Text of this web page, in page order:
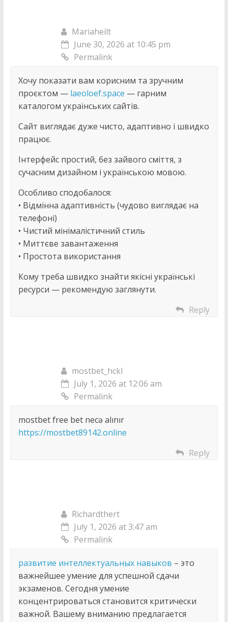
Mariaheilt
June 30, 2026 at 10:45 pm
Permalink
Хочу показати вам корисним та зручним
проєктом — laeoloef.space — гарним
каталогом українських сайтів.
Сайт виглядає дуже чисто, адаптивно і швидко
працює.
Інтерфейс простий, без зайвого сміття, з
сучасним дизайном і українською мовою.
Особливо сподобалося:
• Відмінна адаптивність (чудово виглядає на
телефоні)
• Чистий мінімалістичний стиль
• Миттєве завантаження
• Простота використання
Кому треба швидко знайти якісні українські
ресурси — рекомендую заглянути.
Reply
mostbet_hckl
July 1, 2026 at 12:06 am
Permalink
mostbet free bet necə alınır
https://mostbet89142.online
Reply
Richardthert
July 1, 2026 at 3:47 am
Permalink
развитие интеллектуальных навыков – это
важнейшее умение для успешной сдачи
экзаменов. Сегодня умение
концентрироваться становится критически
важной. Вашему вниманию предлагается